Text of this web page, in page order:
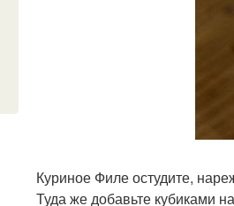
Куриное Филе остудите,
Туда же добавьте кубиками